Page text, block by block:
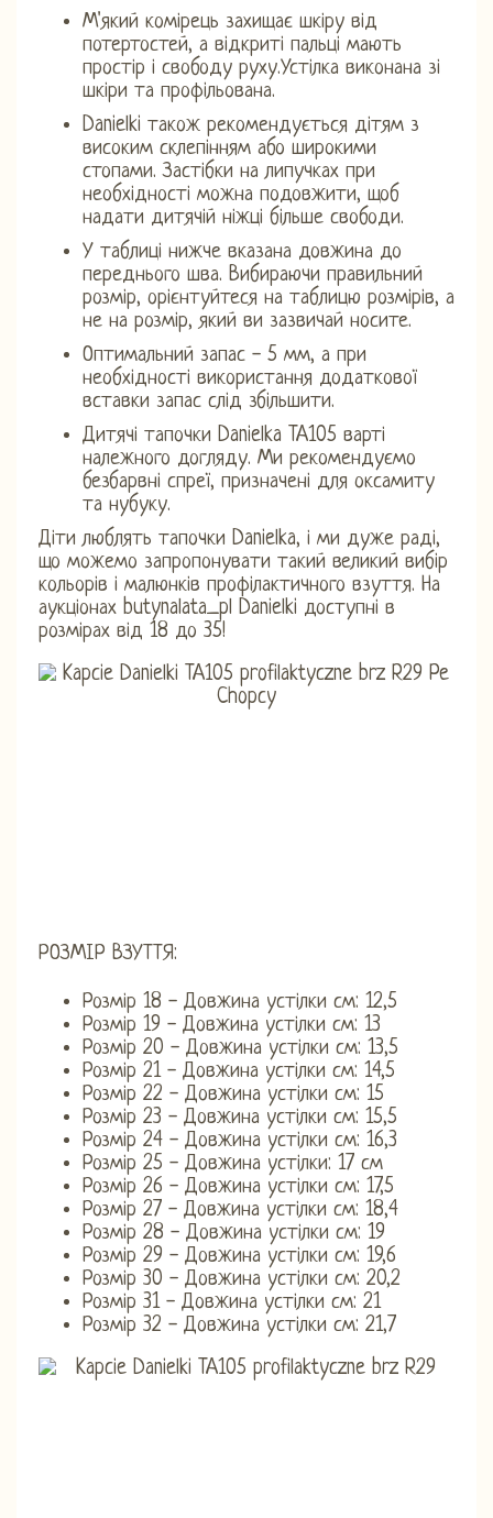
М'який комірець захищає шкіру від
потертостей, а відкриті пальці мають
простір і свободу руху.Устілка виконана зі
шкіри та профільована.
Danielki також рекомендується дітям з
високим склепінням або широкими
стопами. Застібки на липучках при
необхідності можна подовжити, щоб
надати дитячій ніжці більше свободи.
У таблиці нижче вказана довжина до
переднього шва. Вибираючи правильний
розмір, орієнтуйтеся на таблицю розмірів, а
не на розмір, який ви зазвичай носите.
Оптимальний запас - 5 мм, а при
необхідності використання додаткової
вставки запас слід збільшити.
Дитячі тапочки Danielka TA105 варті
належного догляду. Ми рекомендуємо
безбарвні спреї, призначені для оксамиту
та нубуку.
Діти люблять тапочки Danielka, і ми дуже раді,
що можемо запропонувати такий великий вибір
кольорів і малюнків профілактичного взуття. На
аукціонах butynalata_pl Danielki доступні в
розмірах від 18 до 35!
РОЗМІР ВЗУТТЯ:
Розмір 18 - Довжина устілки см: 12,5
Розмір 19 - Довжина устілки см: 13
Розмір 20 - Довжина устілки см: 13,5
Розмір 21 - Довжина устілки см: 14,5
Розмір 22 - Довжина устілки см: 15
Розмір 23 - Довжина устілки см: 15,5
Розмір 24 ​​- Довжина устілки см: 16,3
Розмір 25 - Довжина устілки: 17 см
Розмір 26 - Довжина устілки см: 17,5
Розмір 27 - Довжина устілки см: 18,4
Розмір 28 - Довжина устілки см: 19
Розмір 29 - Довжина устілки см: 19,6
Розмір 30 - Довжина устілки см: 20,2
Розмір 31 - Довжина устілки см: 21
Розмір 32 - Довжина устілки см: 21,7